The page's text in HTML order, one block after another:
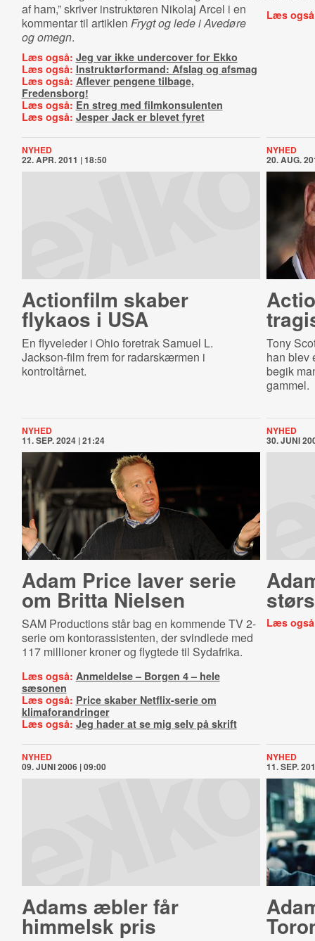
af ham,” skriver instruktøren Nikolaj Arcel i en
kommentar til artiklen Frygt og lede i Avedøre
og omegn.
Læs også: Jeg var ikke undercover for Ekko
Læs også: Instruktørformand: Afslag og afsmag
Læs også: Aflever pengene tilbage,
Fredensborg!
Læs også: En streg med filmkonsulenten
Læs også: Jesper Jack er blevet fyret
Læs
NYHED
22. APR. 2011 | 18:50
Actionfilm skaber
flykaos i USA
En flyveleder i Ohio foretrak Samuel L.
Jackson-film frem for radarskærmen i
kontroltårnet.
NYHED
20. AUG.
Tony
han blev
begik
gammel.
NYHED
11. SEP. 2024 | 21:24
Adam Price laver serie
om Britta Nielsen
SAM Productions står bag en kommende TV 2-
serie om kontorassistenten, der svindlede med
117 millioner kroner og flygtede til Sydafrika.
Læs også: Anmeldelse – Borgen 4 – hele
sæsonen
Læs også: Price skaber Netflix-serie om
klimaforandringer
Læs også: Jeg hader at se mig selv på skrift
NYHED
30. JUNI
Læs
NYHED
09. JUNI 2006 | 09:00
Adams æbler får
himmelsk pris
NYHED
11. SEP.